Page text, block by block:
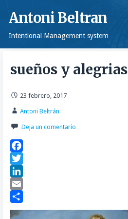
Antoni Beltran
Intentional Management system
sueños y alegrias
23 febrero, 2017
Antoni Beltrán
Deja un comentario
F
a
c
e
b
T
w
t
L
n
E
m
C